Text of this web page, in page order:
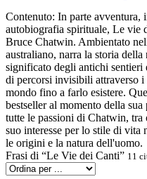
Contenuto: In parte avventura,
autobiografia spirituale, Le vie
Bruce Chatwin. Ambientato
australiano, narra la storia
significato degli antichi
di percorsi invisibili attraverso
mondo fino a farlo esistere.
bestseller al momento della
tutte le passioni di Chatwin, tra
suo interesse per lo stile di vita
le origini e la natura dell'uomo.
Frasi di “Le Vie dei Canti” 11